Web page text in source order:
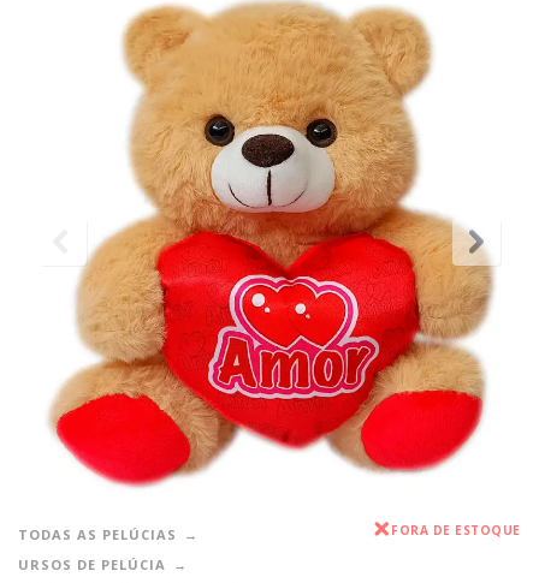
TODAS AS PELÚCIAS
URSOS DE PELÚCIA
FORA DE ESTOQUE